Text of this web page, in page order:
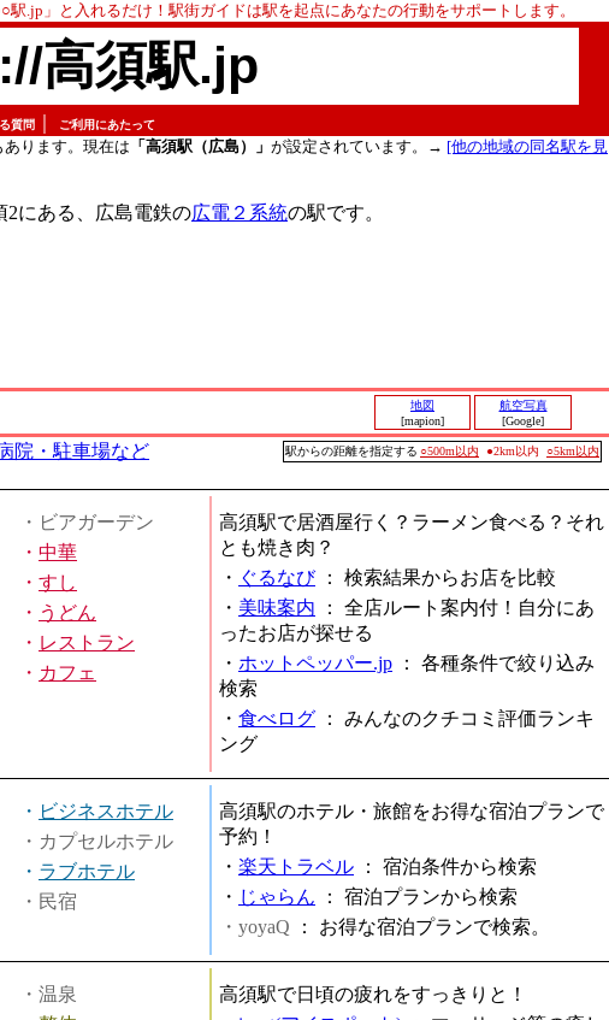
駅.jp」と入れるだけ！駅街ガイドは駅を起点にあなたの行動をサポートします。
高須駅.jp
質問 ご利用にあたって
ります。現在は 「高須駅（広島）」 が設定されています。→ [他の地域の同名駅を見
2にある、広島電鉄の広電２系統の駅です。
地図
[mapion]
航空写真
[Google]
院・駐車場など 駅からの距離を指定する ○500m以内 ●2km以内 ○5km以内
・ビアガーデン
・ 中華
・ すし
・ うどん
・ レストラン
・ カフェ
高須駅で居酒屋行く？ラーメン食べる？それ
とも焼き肉？
・ ぐるなび： 検索結果からお店を比較
・ 美味案内 ： 全店ルート案内付！自分にあ
ったお店が探せる
・ ホットペッパー.jp ： 各種条件で絞り込み
検索
・ 食べログ ： みんなのクチコミ評価ランキ
ング
・ ビジネスホテル
・カプセルホテル
・ ラブホテル
・民宿
高須駅のホテル・旅館をお得な宿泊プランで
予約！
・ 楽天トラベル ： 宿泊条件から検索
・ じゃらん ： 宿泊プランから検索
・yoyaQ ： お得な宿泊プランで検索。
・温泉
高須駅で日頃の疲れをすっきりと！